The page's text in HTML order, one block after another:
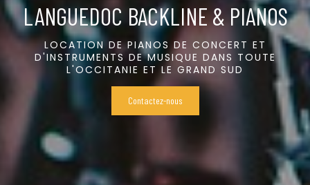
LANGUEDOC BACKLINE & PIANOS
LOCATION DE PIANOS DE CONCERT ET
D'INSTRUMENTS DE MUSIQUE DANS TOUTE
L'OCCITANIE ET LE GRAND SUD
Contactez-nous